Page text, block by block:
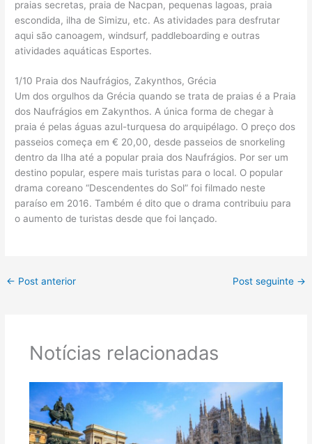
praias secretas, praia de Nacpan, pequenas lagoas, praia
escondida, ilha de Simizu, etc. As atividades para desfrutar
aqui são canoagem, windsurf, paddleboarding e outras
atividades aquáticas Esportes.
1/10 Praia dos Naufrágios, Zakynthos, Grécia
Um dos orgulhos da Grécia quando se trata de praias é a Praia
dos Naufrágios em Zakynthos. A única forma de chegar à
praia é pelas águas azul-turquesa do arquipélago. O preço dos
passeios começa em € 20,00, desde passeios de snorkeling
dentro da Ilha até a popular praia dos Naufrágios. Por ser um
destino popular, espere mais turistas para o local. O popular
drama coreano “Descendentes do Sol” foi filmado neste
paraíso em 2016. Também é dito que o drama contribuiu para
o aumento de turistas desde que foi lançado.
← Post anterior Post seguinte →
Notícias relacionadas